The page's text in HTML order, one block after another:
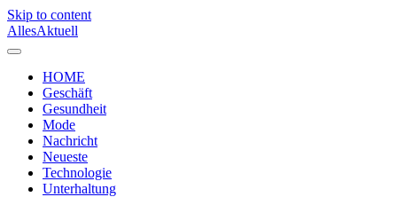
Skip to content
AllesAktuell
HOME
Geschäft
Gesundheit
Mode
Nachricht
Neueste
Technologie
Unterhaltung